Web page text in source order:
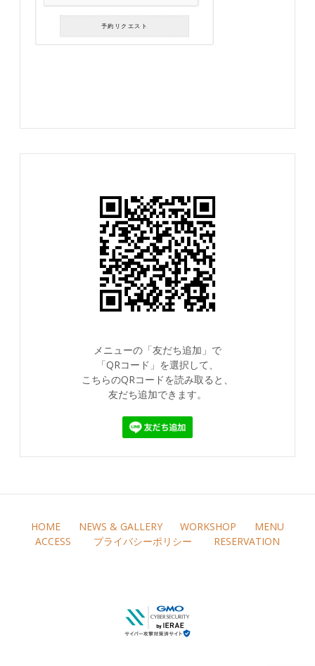
予約リクエスト
メニューの「友だち追加」で
「QRコード」を選択して、
こちらのQRコードを読み取ると、
友だち追加できます。
HOME NEWS & GALLERY WORKSHOP
MENU
ACCESS
プライバシーポリシー RESERVATION